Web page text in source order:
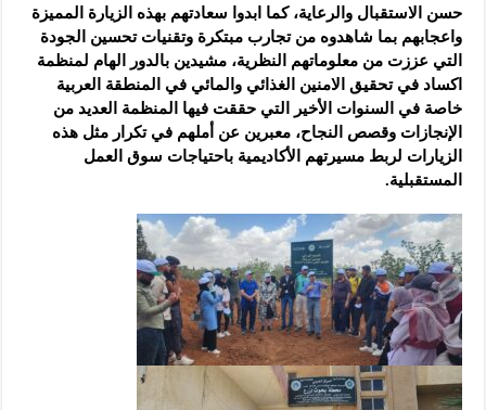
حسن الاستقبال والرعاية، كما ابدوا سعادتهم بهذه الزيارة المميزة
واعجابهم بما شاهدوه من تجارب مبتكرة وتقنيات تحسين الجودة
التي عززت من معلوماتهم النظرية، مشيدين بالدور الهام لمنظمة
اكساد في تحقيق الامنين الغذائي والمائي في المنطقة العربية
خاصة في السنوات الأخير التي حققت فيها المنظمة العديد من
الإنجازات وقصص النجاح، معبرين عن أملهم في تكرار مثل هذه
الزيارات لربط مسيرتهم الأكاديمية باحتياجات سوق العمل
المستقبلية.